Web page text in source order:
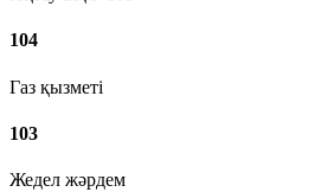
104
Газ қызметі
103
Жедел жәрдем